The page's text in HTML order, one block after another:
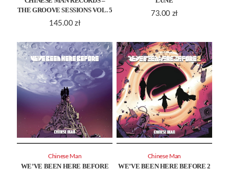
THE GROOVE SESSIONS VOL. 5
145.00 zł
73.00 zł
WE’VE BEEN HERE BEFORE
Chinese Man
WE’VE BEEN HERE BEFORE 2
Chinese Man